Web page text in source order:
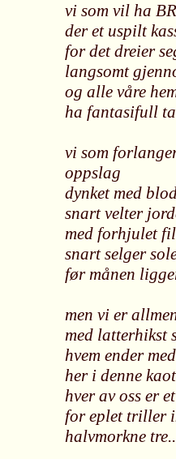
vi som vil ha
der et uspilt
for det dreier
langsomt
og alle våre
ha fantasifull
vi som
oppslag
dynket med
snart velter
med forhjulet
snart selger
før månen
men vi er
med latterhikst
hvem ender
her i denne
hver av oss er
for eplet triller
halvmorkne tre..